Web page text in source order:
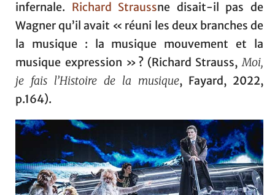
infernale. Richard Straussne disait-il pas de
Wagner qu’il avait « réuni les deux branches de
la musique : la musique mouvement et la
musique expression » ? (Richard Strauss,Moi,
je fais l’Histoire de la musique, Fayard, 2022,
p.164).